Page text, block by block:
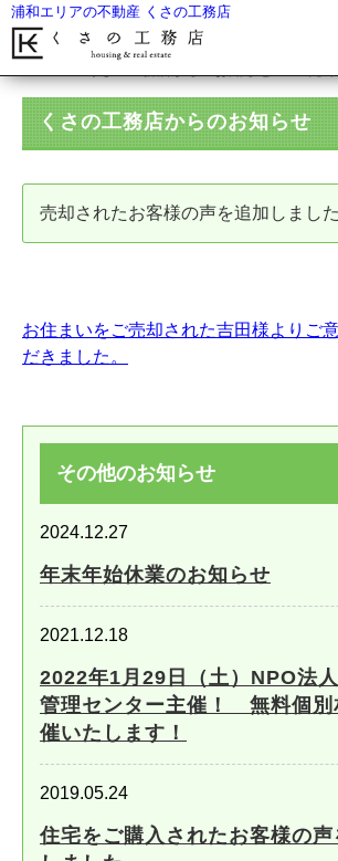
浦和エリアの不動産 くさの工務店
売
くさの工務店からのお知らせ
売却されたお客様の声を追加しました
お住まいをご売却された吉田様よりご
だきました。
その他のお知らせ
2024.12.27
年末年始休業のお知らせ
2021.12.18
2022年1月29日（土）NPO法
管理センター主催！ 無料個別
催いたします！
2019.05.24
住宅をご購入されたお客様の声